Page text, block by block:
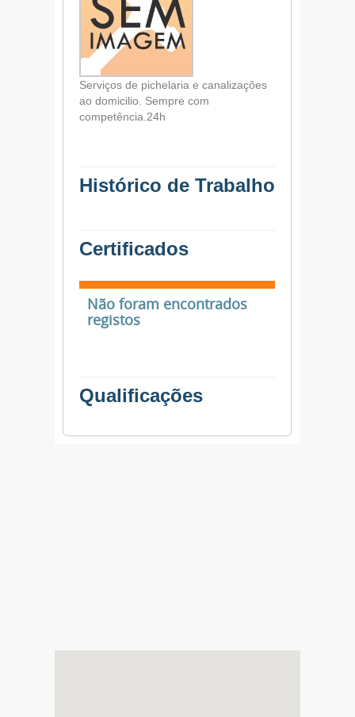
Serviços de pichelaria e canalizações
ao domicilio. Sempre com
competência.24h
Histórico de Trabalho
Certificados
Não foram encontrados
registos
Qualificações